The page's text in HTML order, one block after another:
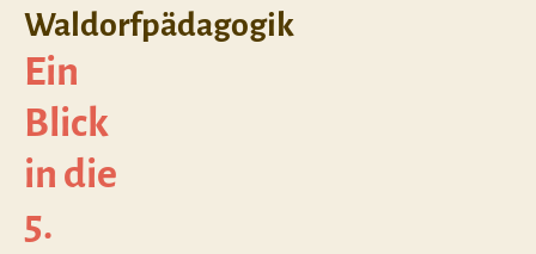
Ein
Blick
in die
5.
Waldorfpädagogik